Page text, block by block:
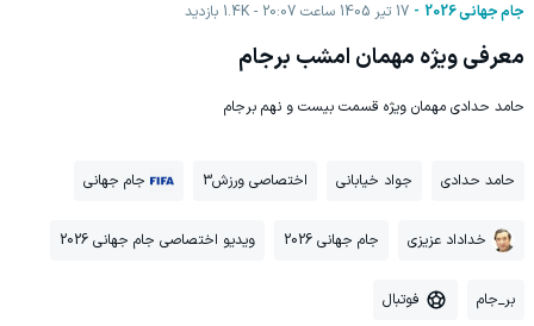
جام جهانی 2026 17 تیر 1405 ساعت 20:07 1.4K بازدید
معرفی ویژه مهمان امشب برجام
حامد حدادی مهمان ویژه قسمت بیست و نهم برجام
حامد حدادی جواد خیابانی اختصاصی ورزش3 جام جهانی
خداداد عزیزی جام جهانی 2026 ویدیو اختصاصی جام جهانی 2026
بر_جام فوتبال